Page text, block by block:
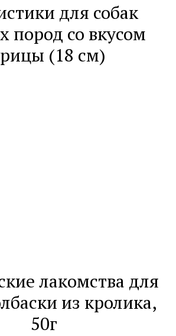
для собак
пород со вкусом
(18 см)
лакомства для
из кролика,
50г